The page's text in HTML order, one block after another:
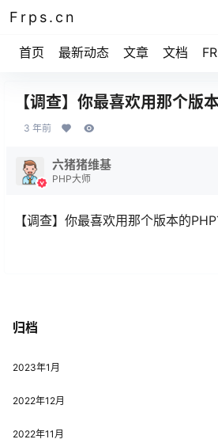
Frps.cn
首页 最新动态 文章 文档
【调查】你最喜欢用那个版
3 年前
六猪猪维基
PHP大师
【调查】你最喜欢用那个版本的PHP
归档
2023年1月
2022年12月
2022年11月